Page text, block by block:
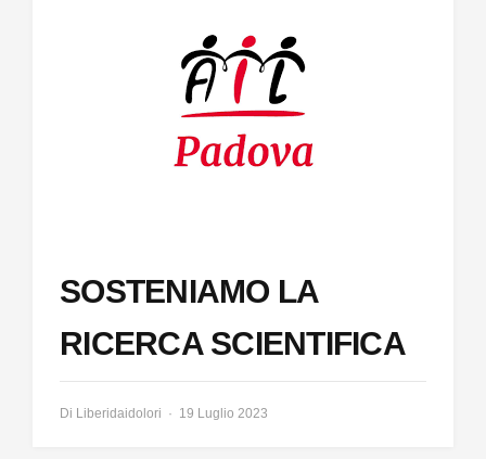
SOSTENIAMO LA
RICERCA SCIENTIFICA
Di Liberidaidolori 19 Luglio 2023